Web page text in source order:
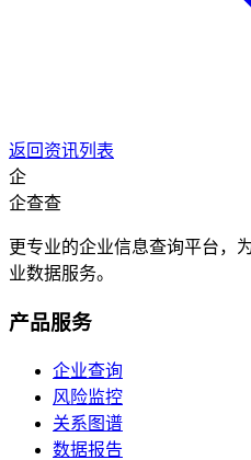
返回资讯列表
企
企查查
更专业的企业信息查询平台，
业数据服务。
产品服务
企业查询
风险监控
关系图谱
数据报告